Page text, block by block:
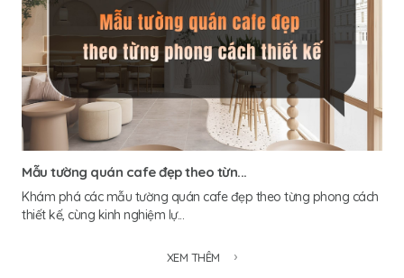
Mẫu tường quán cafe đẹp theo từn...
Khám phá các mẫu tường quán cafe đẹp theo từng phong cách
thiết kế, cùng kinh nghiệm lự...
XEM THÊM